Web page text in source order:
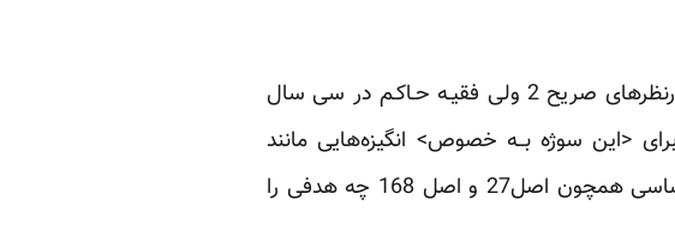
اکنـون بایـد دیـد طرح سخنانی کــه بــا متن قانون اساسی مغایرت دارد و بــا اظهارنظرهای صریح 2 ولی فقیـه حـاکـم در سی سال
<این سوژه بــه خصوص> انگیزه‌هایی مانند
مخالفت با رئیس فعلی مجلس خبرگان یافت اما غفلت از سایر اصول قانون اساسی همچون اصل‌27 و اصل 168 چه هدفی را